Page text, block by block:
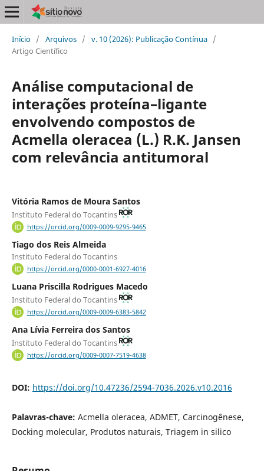
Início / Arquivos / v. 10 (2026): Publicação Contínua /
Artigo Científico
Análise computacional de
interações proteína–ligante
envolvendo compostos de
Acmella oleracea (L.) R.K. Jansen
com relevância antitumoral
Vitória Ramos de Moura Santos
Instituto Federal do Tocantins
https://orcid.org/0009-0009-9295-9465
Tiago dos Reis Almeida
Instituto Federal do Tocantins
https://orcid.org/0000-0001-6927-4016
Luana Priscilla Rodrigues Macedo
Instituto Federal do Tocantins
https://orcid.org/0009-0009-6383-5842
Ana Lívia Ferreira dos Santos
Instituto Federal do Tocantins
https://orcid.org/0009-0007-7519-4638
DOI: https://doi.org/10.47236/2594-7036.2026.v10.2016
Palavras-chave: Acmella oleracea, ADMET, Carcinogênese,
Docking molecular, Produtos naturais, Triagem in silico